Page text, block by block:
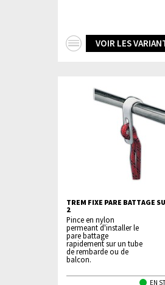
VOIR LES
TREM FIXE PARE BATTAGE
2
Pince en nylon
permeant d'installer le
pare battage
rapidement sur un tube
de rembarde ou de
balcon.
EN